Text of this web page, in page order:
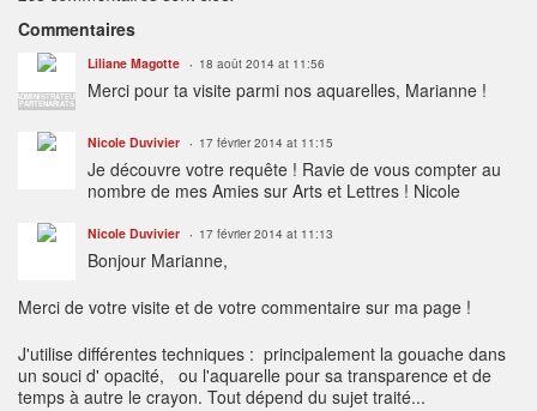
Commentaires
ADMINISTRATEUR
PARTENARIATS
Liliane Magotte 18 août 2014 at 11:56
Merci pour ta visite parmi nos aquarelles, Marianne !
Nicole Duvivier 17 février 2014 at 11:15
Je découvre votre requête ! Ravie de vous compter au
nombre de mes Amies sur Arts et Lettres ! Nicole
Nicole Duvivier 17 février 2014 at 11:13
Bonjour Marianne,
Merci de votre visite et de votre commentaire sur ma page !
J'utilise différentes techniques : principalement la gouache dans
un souci d' opacité, ou l'aquarelle pour sa transparence et de
temps à autre le crayon. Tout dépend du sujet traité...